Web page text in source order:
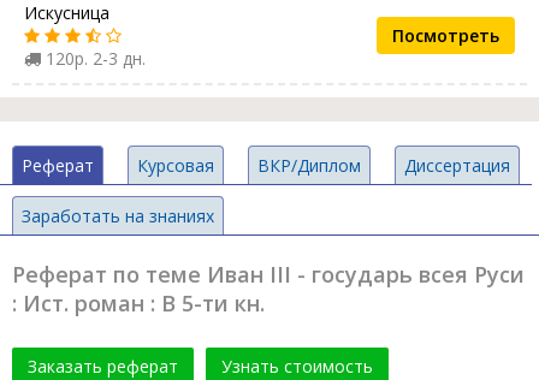
Искусница
120р. 2-3 дн.
Посмотреть
Реферат Курсовая ВКР/Диплом Диссертация
Заработать на знаниях
Реферат по теме Иван III - государь всея Руси
: Ист. роман : В 5-ти кн.
Заказать реферат Узнать стоимость